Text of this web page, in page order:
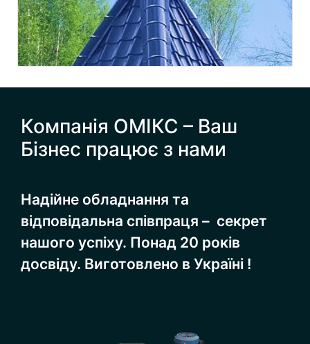
Компанія ОМІКС – Ваш
Бізнес працює з нами
Надійне обладнання та
відповідальна співпраця – секрет
нашого успіху. Понад 20 років
досвіду. Виготовлено в Україні !